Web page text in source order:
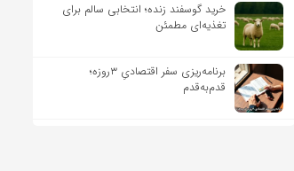
خرید گوسفند زنده؛ انتخابی سالم برای
تغذیه‌ای مطمئن
برنامه‌ریزی سفر اقتصادیِ ۳روزه؛
قدم‌به‌قدم